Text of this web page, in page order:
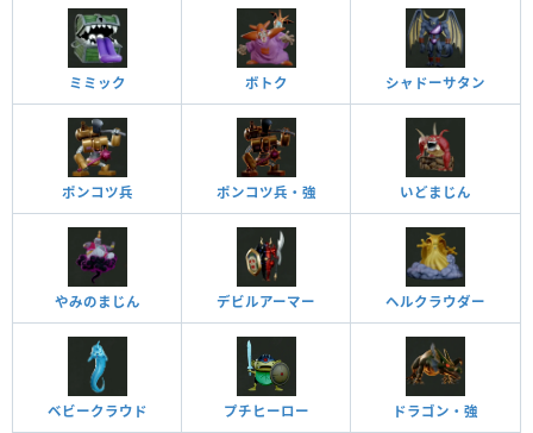
ミミック ボトク シャドーサタン
ポンコツ兵 ポンコツ兵・強 いどまじん
やみのまじん デビルアーマー ヘルクラウダー
ベビークラウド プチヒーロー ドラゴン・強